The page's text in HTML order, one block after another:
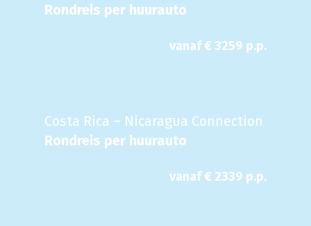
Rondreis per huurauto
vanaf € 3259 p.p.
Costa Rica – Nicaragua Connection
Rondreis per huurauto
vanaf € 2339 p.p.